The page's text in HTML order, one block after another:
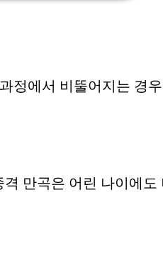
정에서 비뚤어지는 경
만곡은 어린 나이에도